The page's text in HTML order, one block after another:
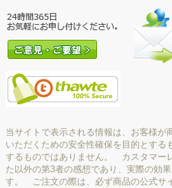
当サイトで表示される情報は、お客様が
いただくための安全性確保を目的とする
するものではありません。 カスタマー
た以外の第3者の感想であり、実際の効
す。 ご注文の際は、必ず商品の公式サ